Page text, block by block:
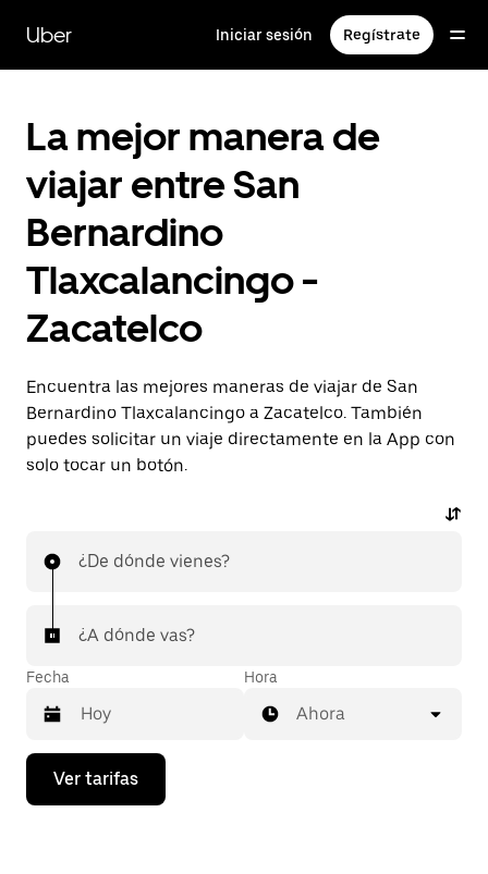
contenido
principal
Uber Iniciar sesión Regístrate
La mejor manera de
viajar entre San
Bernardino
Tlaxcalancingo -
Zacatelco
Encuentra las mejores maneras de viajar de San
Bernardino Tlaxcalancingo a Zacatelco. También
puedes solicitar un viaje directamente en la App con
solo tocar un botón.
¿De dónde vienes?
¿A dónde vas?
Fecha
Presiona
flecha
Hora
Ahora
Ver tarifas